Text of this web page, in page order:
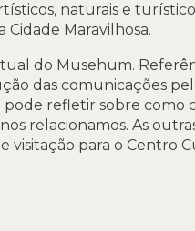
naturais e
Maravilhosa.
do Musehum.
das comunicações
pode refletir sobre
relacionamos. As
visitação para o